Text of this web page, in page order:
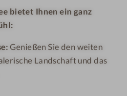
bietet Ihnen ein ganz
Genießen Sie den weiten
Landschaft und das